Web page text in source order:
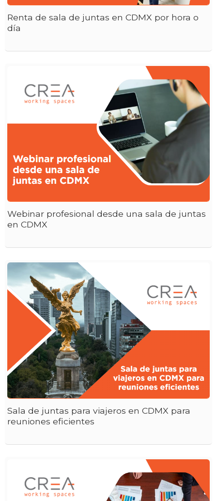
Renta de sala de juntas en CDMX por hora o
día
Webinar profesional desde una sala de juntas
en CDMX
Sala de juntas para viajeros en CDMX para
reuniones eficientes